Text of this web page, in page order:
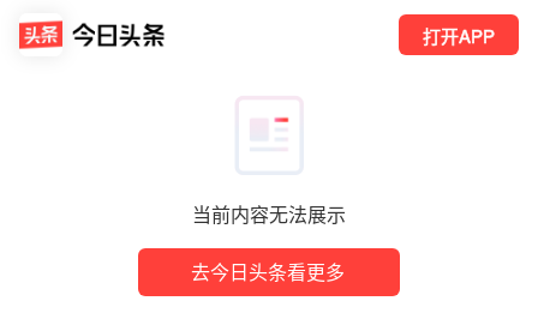
当前内容无法展示
去今日头条看更多
打开APP